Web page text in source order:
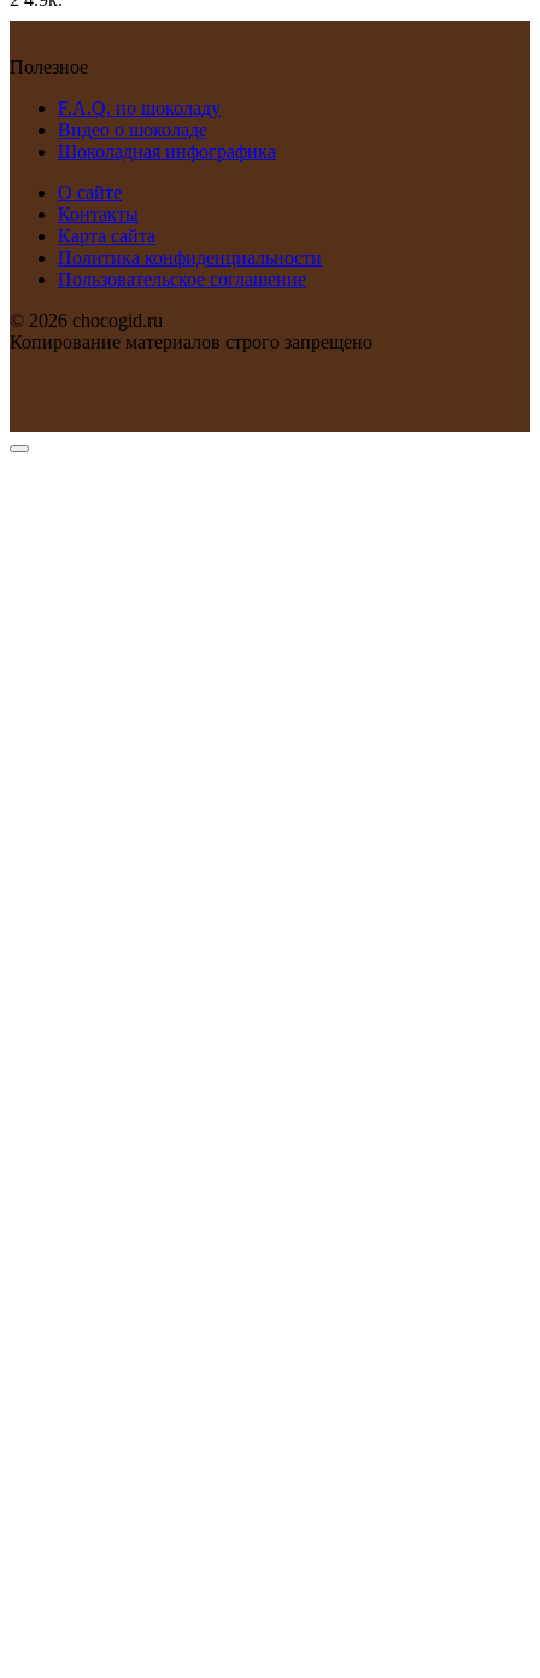
Полезное
F.A.Q. по шоколаду
Видео о шоколаде
Шоколадная инфографика
О сайте
Контакты
Карта сайта
Политика конфиденциальности
Пользовательское соглашение
© 2026 chocogid.ru
Копирование материалов строго запрещено